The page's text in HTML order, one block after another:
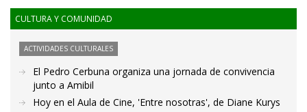
CULTURA Y COMUNIDAD
ACTIVIDADES CULTURALES
El Pedro Cerbuna organiza una jornada de convivencia
junto a Amibil
Hoy en el Aula de Cine, 'Entre nosotras', de Diane Kurys